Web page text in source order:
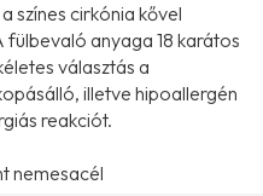
színes cirkónia kővel
anyaga 18 karátos
választás a
illetve hipoallergén
reakciót.
nemesacél